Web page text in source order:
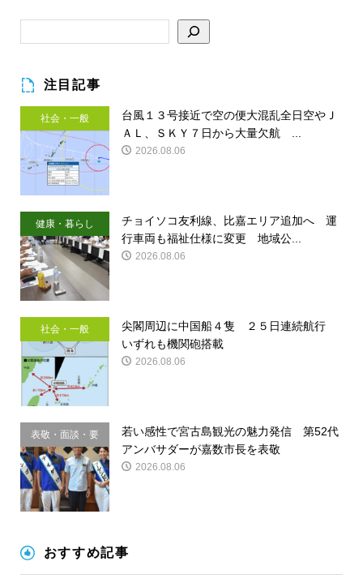
注目記事
社会・一般
台風１３号接近で空の便大混乱全日空やＪ
ＡＬ、ＳＫＹ７日から大量欠航 ...
2026.08.06
健康・暮らし
チョイソコ友利線、比嘉エリア追加へ 運
行車両も福祉仕様に変更 地域公...
2026.08.06
社会・一般
尖閣周辺に中国船４隻 ２５日連続航行
いずれも機関砲搭載
2026.08.06
表敬・面談・要
請
若い感性で宮古島観光の魅力発信 第52代
アンバサダーが嘉数市長を表敬
2026.08.06
おすすめ記事